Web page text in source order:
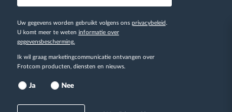
Uw gegevens worden gebruikt volgens ons privacybeleid
U komt meer te weten informatie over
gegevensbescherming.
Ik wil graag marketingcommunicatie ontvangen over
Frotcom producten, diensten en nieuws.
Ja Nee